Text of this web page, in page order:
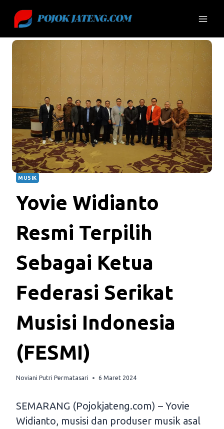
content
MUSIK
Yovie Widianto
Resmi Terpilih
Sebagai Ketua
Federasi Serikat
Musisi Indonesia
(FESMI)
Noviani Putri Permatasari 6 Maret 2024
SEMARANG (Pojokjateng.com) – Yovie
Widianto, musisi dan produser musik asal